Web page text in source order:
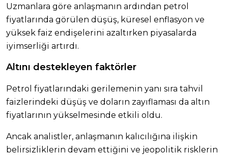
Uzmanlara göre anlaşmanın ardından petrol
fiyatlarında görülen düşüş, küresel enflasyon ve
yüksek faiz endişelerini azaltırken piyasalarda
iyimserliği artırdı.
Altını destekleyen faktörler
Petrol fiyatlarındaki gerilemenin yanı sıra tahvil
faizlerindeki düşüş ve doların zayıflaması da altın
fiyatlarının yükselmesinde etkili oldu.
Ancak analistler, anlaşmanın kalıcılığına ilişkin
belirsizliklerin devam ettiğini ve jeopolitik risklerin